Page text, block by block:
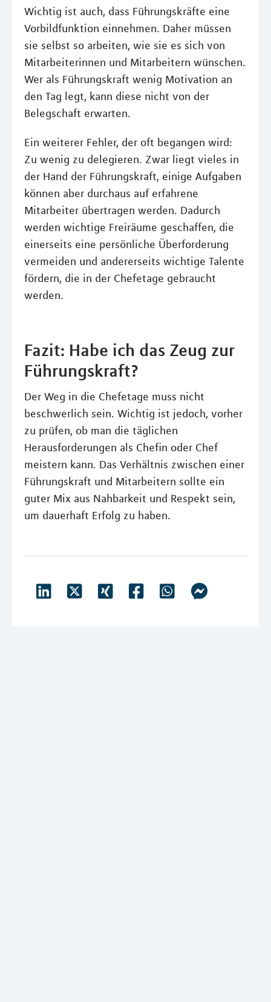
Wichtig ist auch, dass Führungskräfte eine
Vorbildfunktion einnehmen. Daher müssen
sie selbst so arbeiten, wie sie es sich von
Mitarbeiterinnen und Mitarbeitern wünschen.
Wer als Führungskraft wenig Motivation an
den Tag legt, kann diese nicht von der
Belegschaft erwarten.
Ein weiterer Fehler, der oft begangen wird:
Zu wenig zu delegieren. Zwar liegt vieles in
der Hand der Führungskraft, einige Aufgaben
können aber durchaus auf erfahrene
Mitarbeiter übertragen werden. Dadurch
werden wichtige Freiräume geschaffen, die
einerseits eine persönliche Überforderung
vermeiden und andererseits wichtige Talente
fördern, die in der Chefetage gebraucht
werden.
Fazit: Habe ich das Zeug zur
Führungskraft?
Der Weg in die Chefetage muss nicht
beschwerlich sein. Wichtig ist jedoch, vorher
zu prüfen, ob man die täglichen
Herausforderungen als Chefin oder Chef
meistern kann. Das Verhältnis zwischen einer
Führungskraft und Mitarbeitern sollte ein
guter Mix aus Nahbarkeit und Respekt sein,
um dauerhaft Erfolg zu haben.